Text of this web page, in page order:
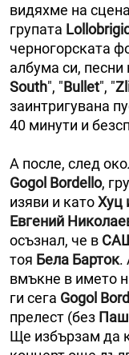
видяхме на
групата
черногорската
албума си, песни
South", "Bullet", "
заинтригувана
40 минути и
А после, след
Gogol Bordello,
изяви и катоХуц
Евгений
осъзнал, че в
тоя Бела Барток.
вмъкне в името
ги сега Gogol
прелест (без
Ще избързам да